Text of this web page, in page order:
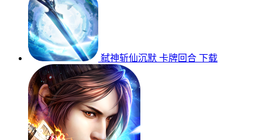
弑神斩仙沉默 卡牌回合 下载